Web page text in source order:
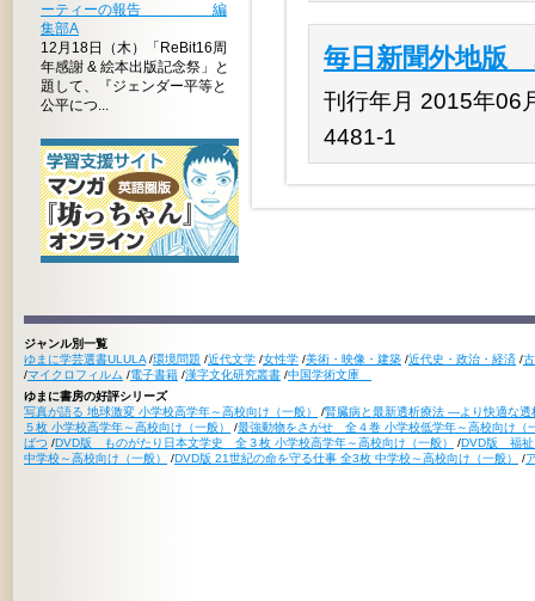
ーティーの報告 編
集部A
12月18日（木）「ReBit16周
年感謝 & 絵本出版記念祭」と
題して、『ジェンダー平等と
公平につ...
毎日新聞外地
刊行年月 2015年06
4481-1
ジャンル別一覧
ゆまに学芸選書ULULA /環境問題 /近代文学 /女性学 /美術・映像・建築 /近代史・政治・経済 /
/マイクロフィルム /電子書籍 /漢字文化研究叢書 /中国学術文庫
ゆまに書房の好評シリーズ
写真が語る 地球激変 小学校高学年～高校向け（一般）
/腎臓病と最新透析療法 ―より快適な
５枚 小学校高学年～高校向け（一般）
/最強動物をさがせ 全４巻 小学校低学年～高校向け（
ばつ /DVD版 ものがたり日本文学史 全３枚 小学校高学年～高校向け（一般） /DVD版 福祉
中学校～高校向け（一般）
/DVD版 21世紀の命を守る仕事 全3枚 中学校～高校向け（一般） /